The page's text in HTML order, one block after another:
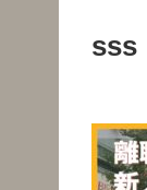
sss